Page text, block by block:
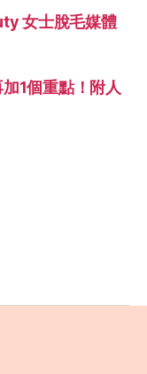
女士脫毛媒體
1個重點！附人